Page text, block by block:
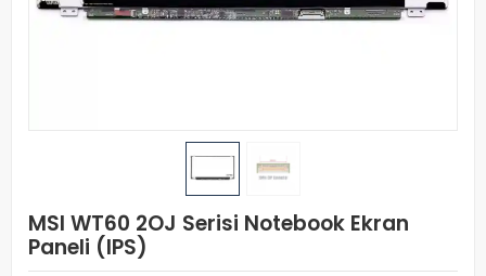
MSI WT60 2OJ Serisi Notebook Ekran
Paneli (IPS)